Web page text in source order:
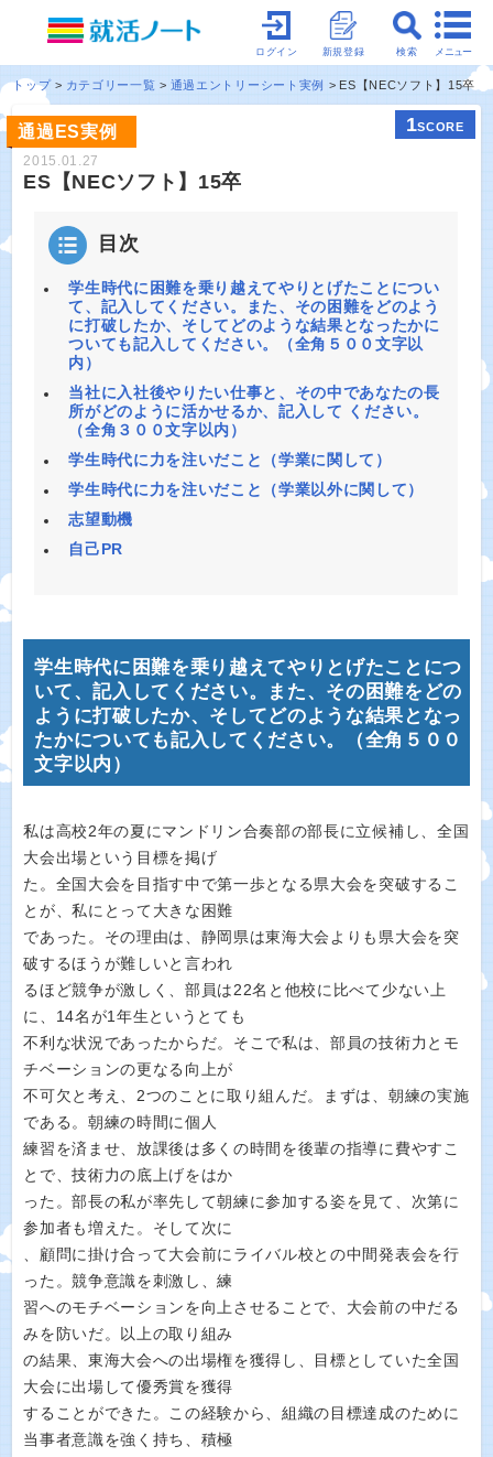
メニュー
検索
新規登録
ログイン
トップ カテゴリー一覧 通過エントリーシート実例 ES【NECソフト】15卒
通過ES実例 1SCORE
2015.01.27
ES【NECソフト】15卒
目次
学生時代に困難を乗り越えてやりとげたことについ
て、記入してください。また、その困難をどのよう
に打破したか、そしてどのような結果となったかに
ついても記入してください。（全角５００文字以
内）
当社に入社後やりたい仕事と、その中であなたの長
所がどのように活かせるか、記入して ください。
（全角３００文字以内）
学生時代に力を注いだこと（学業に関して）
学生時代に力を注いだこと（学業以外に関して）
志望動機
自己PR
学生時代に困難を乗り越えてやりとげたことにつ
いて、記入してください。また、その困難をどの
ように打破したか、そしてどのような結果となっ
たかについても記入してください。（全角５００
文字以内）
私は高校2年の夏にマンドリン合奏部の部長に立候補し、全国
大会出場という目標を掲げ
た。全国大会を目指す中で第一歩となる県大会を突破するこ
とが、私にとって大きな困難
であった。その理由は、静岡県は東海大会よりも県大会を突
破するほうが難しいと言われ
るほど競争が激しく、部員は22名と他校に比べて少ない上
に、14名が1年生というとても
不利な状況であったからだ。そこで私は、部員の技術力とモ
チベーションの更なる向上が
不可欠と考え、2つのことに取り組んだ。まずは、朝練の実施
である。朝練の時間に個人
練習を済ませ、放課後は多くの時間を後輩の指導に費やすこ
とで、技術力の底上げをはか
った。部長の私が率先して朝練に参加する姿を見て、次第に
参加者も増えた。そして次に
、顧問に掛け合って大会前にライバル校との中間発表会を行
った。競争意識を刺激し、練
習へのモチベーションを向上させることで、大会前の中だる
みを防いだ。以上の取り組み
の結果、東海大会への出場権を獲得し、目標としていた全国
大会に出場して優秀賞を獲得
することができた。この経験から、組織の目標達成のために
当事者意識を強く持ち、積極